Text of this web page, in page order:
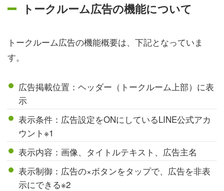
トークルーム広告の機能について
トークルーム広告の機能概要は、下記となっていま
す。
広告掲載位置：ヘッダー（トークルーム上部）に表
示
表示条件：広告設定をONにしているLINE公式アカ
ウント※1
表示内容：画像、タイトルテキスト、広告主名
表示制御：広告の×ボタンをタップで、広告を非表
示にできる※2